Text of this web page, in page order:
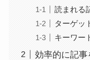
読まれる
ターゲッ
キーワー
効率的に記